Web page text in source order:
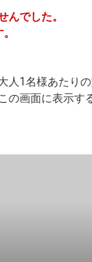
んでした。
1名様あた
画面に表示